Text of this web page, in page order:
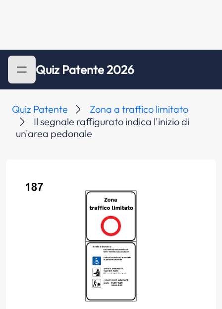
Quiz Patente 2026
Quiz Patente
Zona a traffico limitato
Il segnale raffigurato indica l'inizio di
un'area pedonale